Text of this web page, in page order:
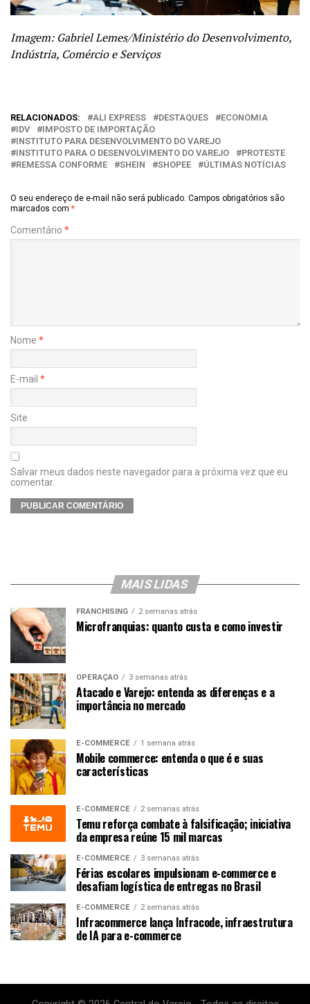
Imagem: Gabriel Lemes/Ministério do Desenvolvimento,
Indústria, Comércio e Serviços
RELACIONADOS: ALI EXPRESS DESTAQUES
ECONOMIA
IDV
IMPOSTO DE IMPORTAÇÃO
INSTITUTO PARA DESENVOLVIMENTO DO VAREJO
INSTITUTO PARA O DESENVOLVIMENTO DO VAREJO
PROTESTE
REMESSA CONFORME
SHEIN SHOPEE ÚLTIMAS NOTÍCIAS
O seu endereço de e-mail não será publicado. Campos obrigatórios são
marcados com *
Comentário *
Nome *
E-mail *
Site
Salvar meus dados neste navegador para a próxima vez que eu
comentar.
MAIS LIDAS
FRANCHISING 2 semanas atrás
Microfranquias: quanto custa e como investir
OPERAÇÃO 3 semanas atrás
Atacado e Varejo: entenda as diferenças e a
importância no mercado
E-COMMERCE 1 semana atrás
Mobile commerce: entenda o que é e suas
características
E-COMMERCE 2 semanas atrás
Temu reforça combate à falsificação; iniciativa
da empresa reúne 15 mil marcas
E-COMMERCE 3 semanas atrás
Férias escolares impulsionam e-commerce e
desafiam logística de entregas no Brasil
E-COMMERCE 2 semanas atrás
Infracommerce lança Infracode, infraestrutura
de IA para e-commerce